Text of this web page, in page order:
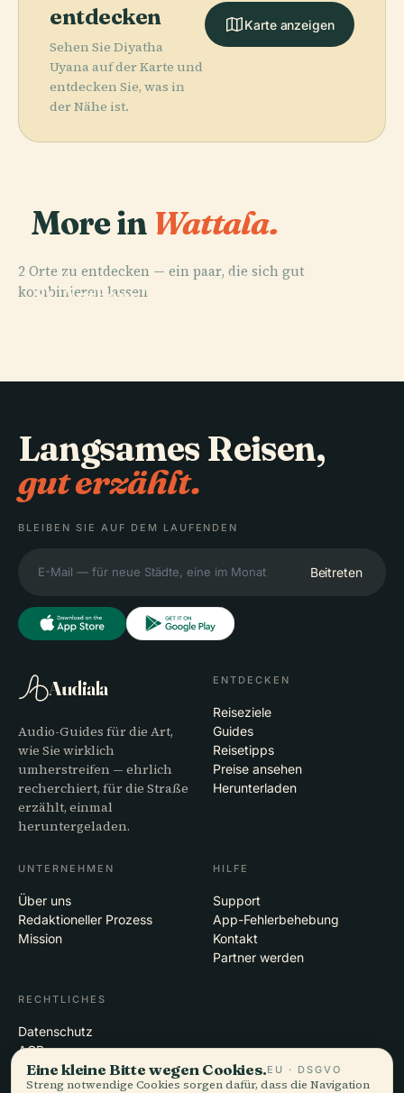
entdecken
Sehen Sie Diyatha
Uyana auf der Karte und
entdecken Sie, was in
der Nähe ist.
Karte anzeigen
More in Wattala.
2 Orte zu entdecken — ein paar, die sich gut
kombinieren lassen.
PLACE
St. Anthony’S
PLACE
Langsames Reisen,
gut erzählt.
BLEIBEN SIE AUF DEM LAUFENDEN
Beitreten
Audiala
Audio-Guides für die Art,
wie Sie wirklich
umherstreifen — ehrlich
recherchiert, für die Straße
erzählt, einmal
heruntergeladen.
ENTDECKEN
Reiseziele
Guides
Reisetipps
Preise ansehen
Herunterladen
UNTERNEHMEN
Über uns
Redaktioneller Prozess
Mission
HILFE
Support
App-Fehlerbehebung
Kontakt
Partner werden
RECHTLICHES
Datenschutz
AGB
Cookie-Einstellungen
Konto löschen
Eine kleine Bitte wegen Cookies.EU · DSGVO
Streng notwendige Cookies sorgen dafür, dass die Navigation